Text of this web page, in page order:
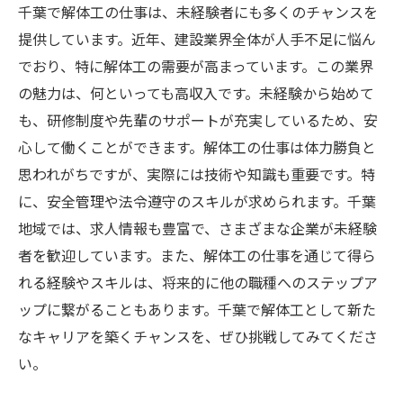
千葉で解体工の仕事は、未経験者にも多くのチャンスを
提供しています。近年、建設業界全体が人手不足に悩ん
でおり、特に解体工の需要が高まっています。この業界
の魅力は、何といっても高収入です。未経験から始めて
も、研修制度や先輩のサポートが充実しているため、安
心して働くことができます。解体工の仕事は体力勝負と
思われがちですが、実際には技術や知識も重要です。特
に、安全管理や法令遵守のスキルが求められます。千葉
地域では、求人情報も豊富で、さまざまな企業が未経験
者を歓迎しています。また、解体工の仕事を通じて得ら
れる経験やスキルは、将来的に他の職種へのステップア
ップに繋がることもあります。千葉で解体工として新た
なキャリアを築くチャンスを、ぜひ挑戦してみてくださ
い。